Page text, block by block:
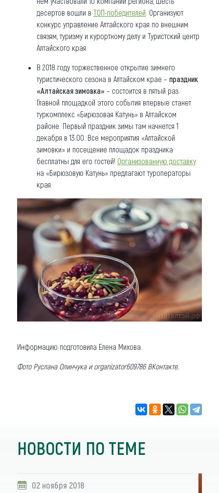
десертов вошли в ТОП-победителей . Организуют
конкурс управление Алтайского края по внешним
связям, туризму и курортному делу и Туристский центр
Алтайского края.
В 2018 году торжественное открытие зимнего
туристического сезона в Алтайском крае – праздник
«Алтайская зимовка» – состоится в пятый раз.
Главной площадкой этого события впервые станет
туркомплекс «Бирюзовая Катунь» в Алтайском
районе. Первый праздник зимы там начнется 1
декабря в 13.00. Все мероприятия «Алтайской
зимовки» и посещение площадок праздника
бесплатны для его гостей! Организованную доставку
на «Бирюзовую Катунь» предлагают туроператоры
края.
Информацию подготовила Елена Михова.
Фото Руслана Олинчука и organizator609786 ВКонтакте.
НОВОСТИ ПО ТЕМЕ
02 ноября 2018